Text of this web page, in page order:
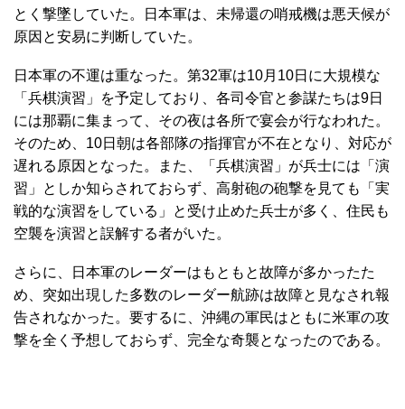
とく撃墜していた。日本軍は、未帰還の哨戒機は悪天候が
原因と安易に判断していた。
日本軍の不運は重なった。第32軍は10月10日に大規模な
「兵棋演習」を予定しており、各司令官と参謀たちは9日
には那覇に集まって、その夜は各所で宴会が行なわれた。
そのため、10日朝は各部隊の指揮官が不在となり、対応が
遅れる原因となった。また、「兵棋演習」が兵士には「演
習」としか知らされておらず、高射砲の砲撃を見ても「実
戦的な演習をしている」と受け止めた兵士が多く、住民も
空襲を演習と誤解する者がいた。
さらに、日本軍のレーダーはもともと故障が多かったた
め、突如出現した多数のレーダー航跡は故障と見なされ報
告されなかった。要するに、沖縄の軍民はともに米軍の攻
撃を全く予想しておらず、完全な奇襲となったのである。